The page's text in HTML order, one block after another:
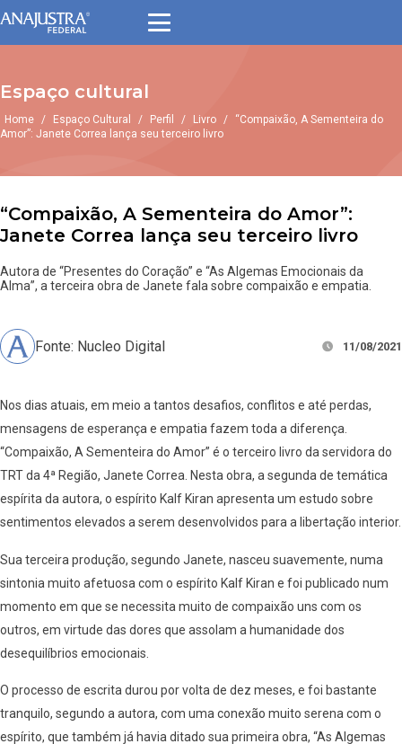
Espaço cultural
Home / Espaço Cultural / Perfil / Livro /
“Compaixão, A Sementeira do
Amor”: Janete Correa lança seu terceiro livro
“Compaixão, A Sementeira do Amor”:
Janete Correa lança seu terceiro livro
Autora de “Presentes do Coração” e “As Algemas Emocionais da
Alma”, a terceira obra de Janete fala sobre compaixão e empatia.
Fonte: Nucleo Digital 11/08/2021
Nos dias atuais, em meio a tantos desafios, conflitos e até perdas,
mensagens de esperança e empatia fazem toda a diferença.
“Compaixão, A Sementeira do Amor” é o terceiro livro da servidora do
TRT da 4ª Região, Janete Correa. Nesta obra, a segunda de temática
espírita da autora, o espírito Kalf Kiran apresenta um estudo sobre
sentimentos elevados a serem desenvolvidos para a libertação interior.
Sua terceira produção, segundo Janete, nasceu suavemente, numa
sintonia muito afetuosa com o espírito Kalf Kiran e foi publicado num
momento em que se necessita muito de compaixão uns com os
outros, em virtude das dores que assolam a humanidade dos
desequilíbrios emocionais.
O processo de escrita durou por volta de dez meses, e foi bastante
tranquilo, segundo a autora, com uma conexão muito serena com o
espírito, que também já havia ditado sua primeira obra, “As Algemas